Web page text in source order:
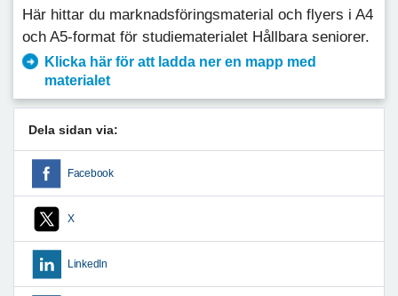
Här hittar du marknadsföringsmaterial och flyers i A4
och A5-format för studiematerialet Hållbara seniorer.
Klicka här för att ladda ner en mapp med
materialet
Dela sidan via:
Facebook
X
LinkedIn